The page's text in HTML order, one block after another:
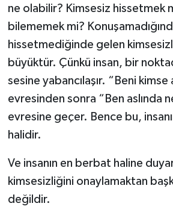
ne olabilir? Kimsesiz hissetmek
bilememek mi?
hissetmediğinde gelen
büyüktür. Çünkü insan, bir
sesine yabancılaşır. “Beni kimse
evresinden sonra “Ben aslında
evresine geçer. Bence bu,
halidir.
Ve insanın en berbat haline
kimsesizliğini onaylamaktan
değildir.